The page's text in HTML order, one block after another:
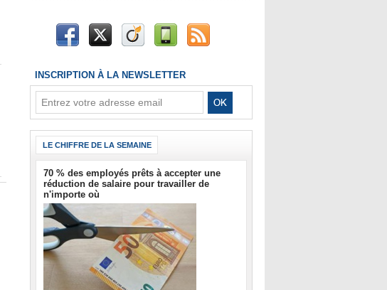
INSCRIPTION À LA NEWSLETTER
LE CHIFFRE DE LA SEMAINE
70 % des employés prêts à accepter une
réduction de salaire pour travailler de
n'importe où